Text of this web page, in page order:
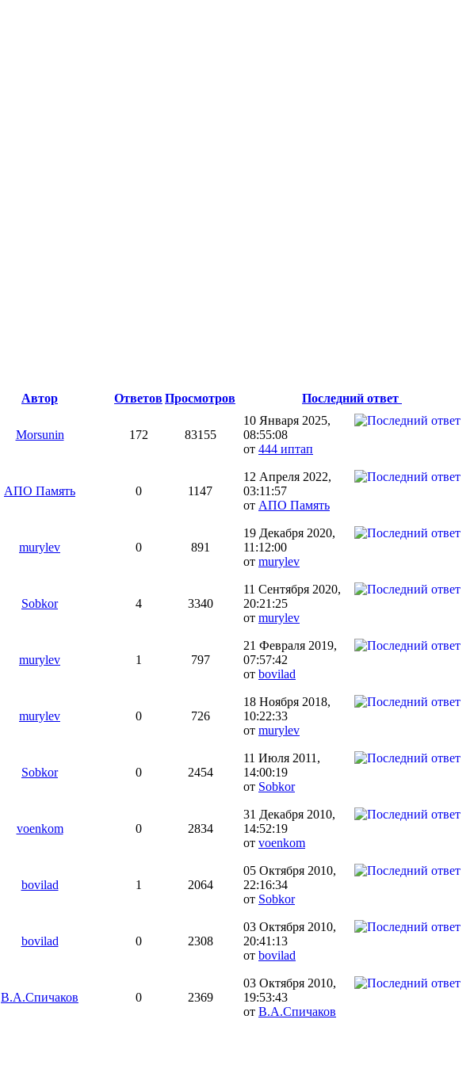
Автор ОтветовПросмотров Последний ответ
Morsunin 172 83155
10 Января 2025,
08:55:08
от 444 иптап
АПО Память 0 1147
12 Апреля 2022,
03:11:57
от АПО Память
murylev 0 891
19 Декабря 2020,
11:12:00
от murylev
Sobkor 4 3340
11 Сентября 2020,
20:21:25
от murylev
murylev 1 797
21 Февраля 2019,
07:57:42
от bovilad
murylev 0 726
18 Ноября 2018,
10:22:33
от murylev
Sobkor 0 2454
11 Июля 2011,
14:00:19
от Sobkor
voenkom 0 2834
31 Декабря 2010,
14:52:19
от voenkom
bovilad 1 2064
05 Октября 2010,
22:16:34
от Sobkor
bovilad 0 2308
03 Октября 2010,
20:41:13
от bovilad
В.А.Спичаков 0 2369
03 Октября 2010,
19:53:43
от В.А.Спичаков